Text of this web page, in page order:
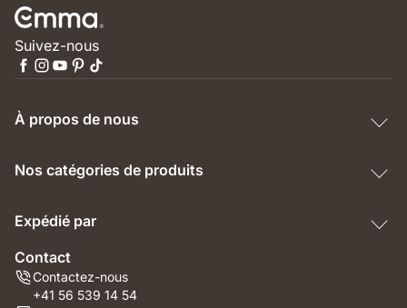
Suivez-nous
À propos de nous
Nos catégories de produits
Expédié par
Contact
Contactez-nous
+41 56 539 14 54